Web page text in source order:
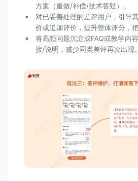
方案（重做/补偿/技术答疑）。
对已妥善处理的差评用户，引导
价或追加评价，提升整体评分，
将高频问题沉淀成FAQ或教学内
接/说明，减少同类差评再次出现。